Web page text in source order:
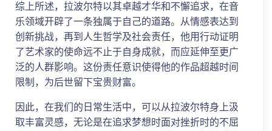
综上所述，拉波尔特以其卓越才华和不懈追求，在音
乐领域开辟了一条独属于自己的道路。从情感表达到
创新挑战，再到人生哲学及社会责任，他用行动证明
了艺术家的使命远不止于自身成就，而应延伸至更广
泛的人群影响。这份责任意识使得他的作品超越时间
限制，为后世留下宝贵财富。
因此，在我们的日常生活中，可以从拉波尔特身上汲
取丰富灵感，无论是在追求梦想时面对挫折时的不屈